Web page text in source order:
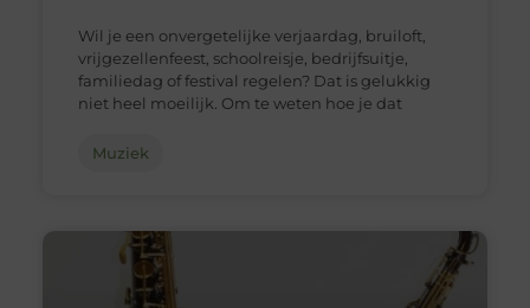
Wil je een onvergetelijke verjaardag, bruiloft,
vrijgezellenfeest, schoolreisje, bedrijfsuitje,
familiedag of festival regelen? Dat is gelukkig
niet heel moeilijk. Om te weten hoe je dat
Muziek